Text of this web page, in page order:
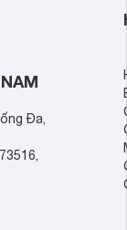
nhắc cho các gia
bán hiện đã giảm
Đa,